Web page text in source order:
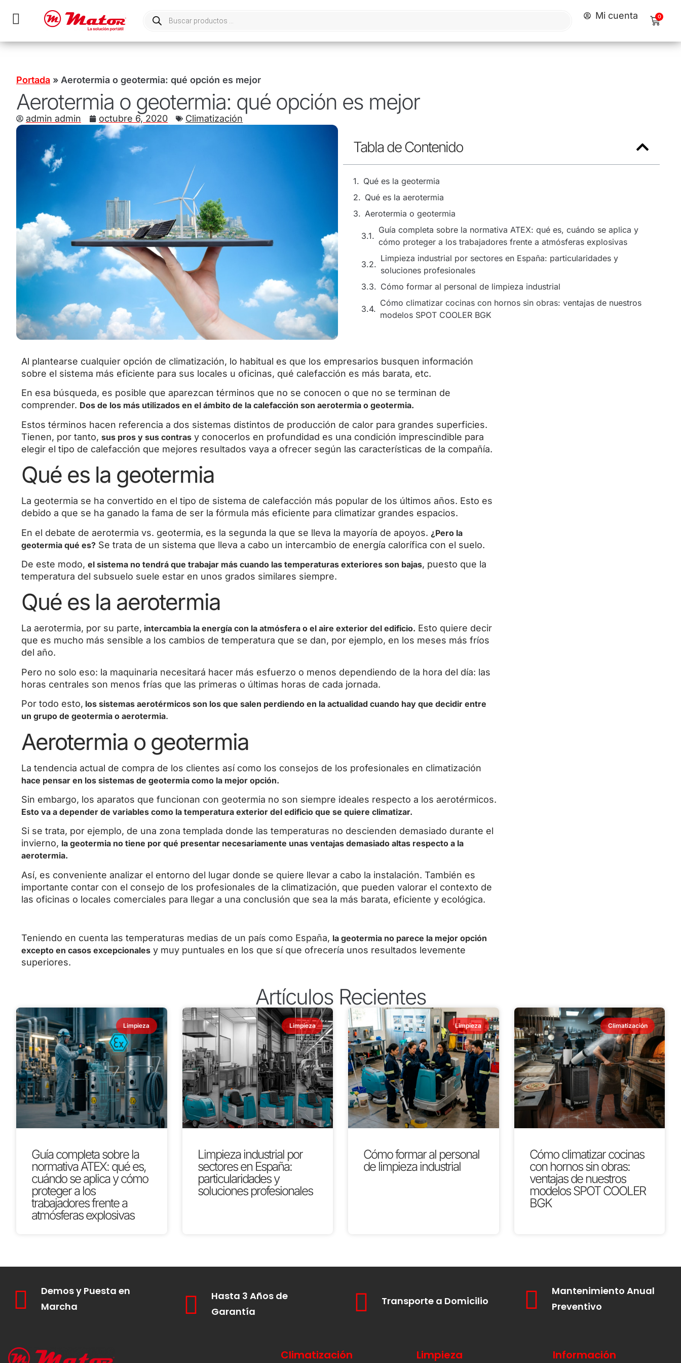
Mi cuenta 0
Portada » Aerotermia o geotermia: qué opción es mejor
Aerotermia o geotermia: qué opción es mejor
admin admin octubre 6, 2020 Climatización
Tabla de Contenido
Qué es la geotermia
Qué es la aerotermia
Aerotermia o geotermia
Guía completa sobre la normativa ATEX: qué es, cuándo se aplica y
cómo proteger a los trabajadores frente a atmósferas explosivas
Limpieza industrial por sectores en España: particularidades y
soluciones profesionales
Cómo formar al personal de limpieza industrial
Cómo climatizar cocinas con hornos sin obras: ventajas de nuestros
modelos SPOT COOLER BGK
Al plantearse cualquier opción de climatización, lo habitual es que los empresarios busquen información
sobre el sistema más eficiente para sus locales u oficinas, qué calefacción es más barata, etc.
En esa búsqueda, es posible que aparezcan términos que no se conocen o que no se terminan de
comprender. Dos de los más utilizados en el ámbito de la calefacción son aerotermia o geotermia.
Estos términos hacen referencia a dos sistemas distintos de producción de calor para grandes superficies.
Tienen, por tanto, sus pros y sus contras y conocerlos en profundidad es una condición imprescindible para
elegir el tipo de calefacción que mejores resultados vaya a ofrecer según las características de la compañía.
Qué es la geotermia
La geotermia se ha convertido en el tipo de sistema de calefacción más popular de los últimos años. Esto es
debido a que se ha ganado la fama de ser la fórmula más eficiente para climatizar grandes espacios.
En el debate de aerotermia vs. geotermia, es la segunda la que se lleva la mayoría de apoyos. ¿Pero la
geotermia qué es? Se trata de un sistema que lleva a cabo un intercambio de energía calorífica con el suelo.
De este modo, el sistema no tendrá que trabajar más cuando las temperaturas exteriores son bajas, puesto que la
temperatura del subsuelo suele estar en unos grados similares siempre.
Qué es la aerotermia
La aerotermia, por su parte, intercambia la energía con la atmósfera o el aire exterior del edificio. Esto quiere decir
que es mucho más sensible a los cambios de temperatura que se dan, por ejemplo, en los meses más fríos
del año.
Pero no solo eso: la maquinaria necesitará hacer más esfuerzo o menos dependiendo de la hora del día: las
horas centrales son menos frías que las primeras o últimas horas de cada jornada.
Por todo esto, los sistemas aerotérmicos son los que salen perdiendo en la actualidad cuando hay que decidir entre
un grupo de geotermia o aerotermia.
Aerotermia o geotermia
La tendencia actual de compra de los clientes así como los consejos de los profesionales en climatización
hace pensar en los sistemas de geotermia como la mejor opción.
Sin embargo, los aparatos que funcionan con geotermia no son siempre ideales respecto a los aerotérmicos.
Esto va a depender de variables como la temperatura exterior del edificio que se quiere climatizar.
Si se trata, por ejemplo, de una zona templada donde las temperaturas no descienden demasiado durante el
invierno, la geotermia no tiene por qué presentar necesariamente unas ventajas demasiado altas respecto a la
aerotermia.
Así, es conveniente analizar el entorno del lugar donde se quiere llevar a cabo la instalación. También es
importante contar con el consejo de los profesionales de la climatización, que pueden valorar el contexto de
las oficinas o locales comerciales para llegar a una conclusión que sea la más barata, eficiente y ecológica.
Teniendo en cuenta las temperaturas medias de un país como España, la geotermia no parece la mejor opción
excepto en casos excepcionales y muy puntuales en los que sí que ofrecería unos resultados levemente
superiores.
Artículos Recientes
Limpieza
Guía completa sobre la
normativa ATEX: qué es,
cuándo se aplica y cómo
proteger a los
trabajadores frente a
atmósferas explosivas
Limpieza
Limpieza industrial por
sectores en España:
particularidades y
soluciones profesionales
Limpieza
Cómo formar al personal
de limpieza industrial
Climatización
Cómo climatizar cocinas
con hornos sin obras:
ventajas de nuestros
modelos SPOT COOLER
BGK
Demos y Puesta en
Marcha
Hasta 3 Años de
Garantía
Transporte a Domicilio
Mantenimiento Anual
Preventivo
Climatización Limpieza Información